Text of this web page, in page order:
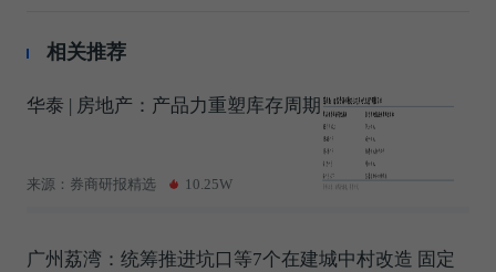
相关推荐
华泰 | 房地产：产品力重塑库存周期
来源：券商研报精选 10.25W
广州荔湾：统筹推进坑口等7个在建城中村改造 固定